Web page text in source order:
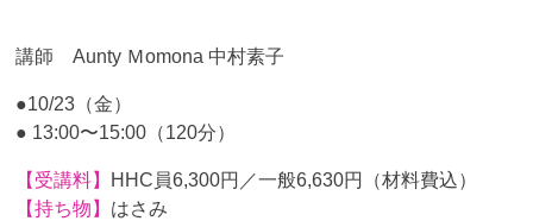
講師 Aunty Ｍomona 中村素子
●10/23（金）
● 13:00〜15:00（120分）
【受講料】 HHC員6,300円／一般6,630円（材料費込）
【持ち物】 はさみ